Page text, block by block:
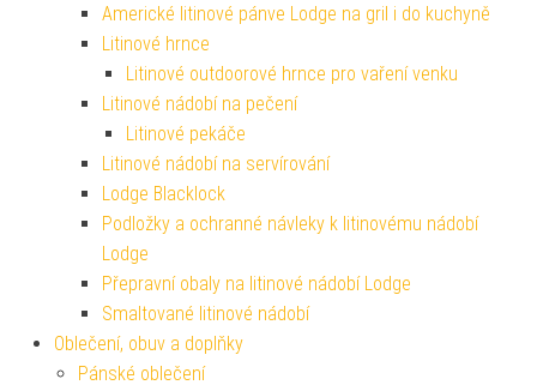
Americké litinové pánve Lodge na gril i do kuchyně
Litinové hrnce
Litinové outdoorové hrnce pro vaření venku
Litinové nádobí na pečení
Litinové pekáče
Litinové nádobí na servírování
Lodge Blacklock
Podložky a ochranné návleky k litinovému nádobí
Lodge
Přepravní obaly na litinové nádobí Lodge
Smaltované litinové nádobí
Oblečení, obuv a doplňky
Pánské oblečení